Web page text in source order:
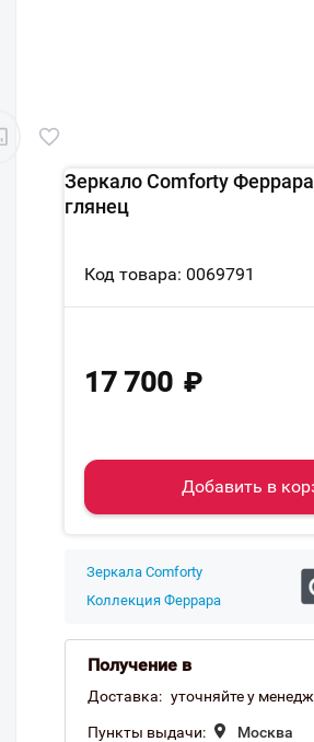
Зеркало Comforty
глянец
Код товара: 0069791
17 700 ₽
Добавить в
Зеркала Comforty
Коллекция Феррара
Получение в
Доставка: уточняйте у
Пункты выдачи: Москва